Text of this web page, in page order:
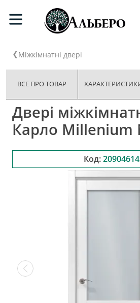
Міжкімнатні двері
ВСЕ ПРО ТОВАР
Двері
Карло Millenium
Код: